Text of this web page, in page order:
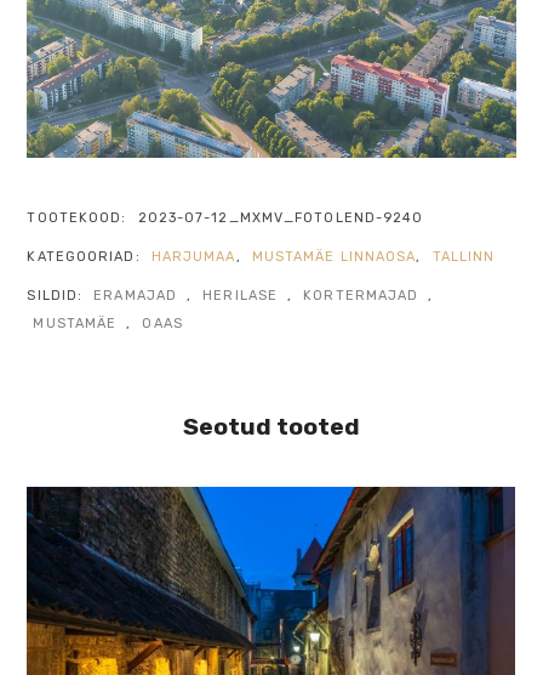
TOOTEKOOD: 2023-07-12_MXMV_FOTOLEND-9240
KATEGOORIAD: HARJUMAA, MUSTAMÄE LINNAOSA, TALLINN
SILDID: ERAMAJAD , HERILASE , KORTERMAJAD
,
MUSTAMÄE
, OAAS
Seotud tooted